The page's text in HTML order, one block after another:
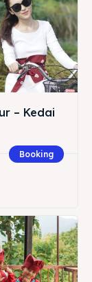
– Kedai
Booking